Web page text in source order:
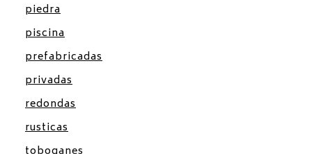
piedra
piscina
prefabricadas
privadas
redondas
rusticas